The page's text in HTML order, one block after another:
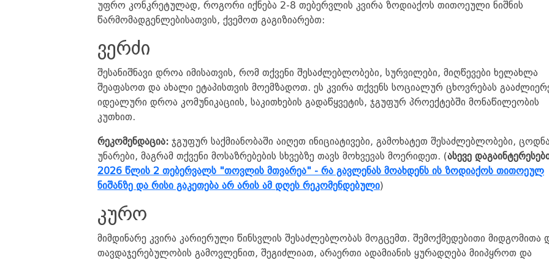
უფრო კონკრეტულად, როგორი იქნება 2-8 თებერვლის კვირა ზოდიაქოს თითოეული ნიშნის
წარმომადგენლებისათვის, ქვემოთ გაგიზიარებთ:
ვერძი
შესანიშნავი დროა იმისათვის, რომ თქვენი შესაძლებლობები, სურვილები, მიღწევები ხელახლა
შეაფასოთ და ახალი ეტაპისთვის მოემზადოთ. ეს კვირა თქვენს სოციალურ ცხოვრებას
იდეალური დროა კომუნიკაციის, საკითხების გადაწყვეტის, ჯგუფურ პროექტებში მონაწილეობის
კუთხით.
რეკომენდაცია: ჯგუფურ საქმიანობაში აიღეთ ინიციატივები, გამოხატეთ შესაძლებლობები,
უნარები, მაგრამ თქვენი მოსაზრებების სხვებზე თავს მოხვევას მოერიდეთ. (ასევე
2026 წლის 2 თებერვალს "თოვლის მთვარეა" - რა გავლენას მოახდენს ის ზოდიაქოს თითოეულ
ნიშანზე და რისი გაკეთება არ არის ამ დღეს რეკომენდებული)
კურო
მიმდინარე კვირა კარიერული წინსვლის შესაძლებლობას მოგცემთ. შემოქმედებითი მიდგომითა
თავდაჯერებულობის გამოვლენით, შეგიძლიათ, არაერთი ადამიანის ყურადღება მიიპყროთ და